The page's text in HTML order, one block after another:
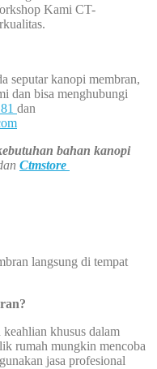
Kami CT-
seputar kanopi membran,
dan bisa menghubungi
dan
bahan kanopi
Ctmstore
langsung di tempat
khusus dalam
rumah mungkin mencoba
jasa profesional